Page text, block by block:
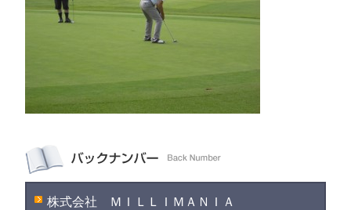
株式会社 ＭＩＬＬＩＭＡＮＩＡ